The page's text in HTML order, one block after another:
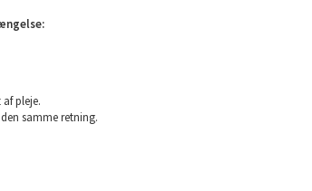
pleje.
samme retning.